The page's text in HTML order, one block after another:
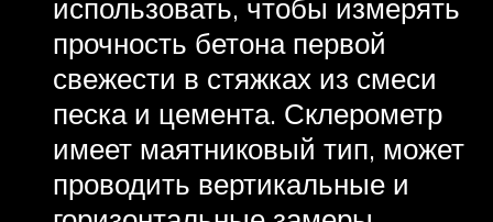
использовать, чтобы измерять
прочность бетона первой
свежести в стяжках из смеси
песка и цемента. Склерометр
имеет маятниковый тип, может
проводить вертикальные и